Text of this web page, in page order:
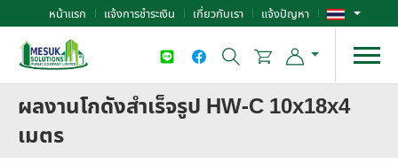
หน้าแรก แจ้งการชำระเงิน เกี่ยวกับเรา แจ้งปัญหา
ผลงานโกดังสำเร็จรูป HW-C 10x18x4
เมตร